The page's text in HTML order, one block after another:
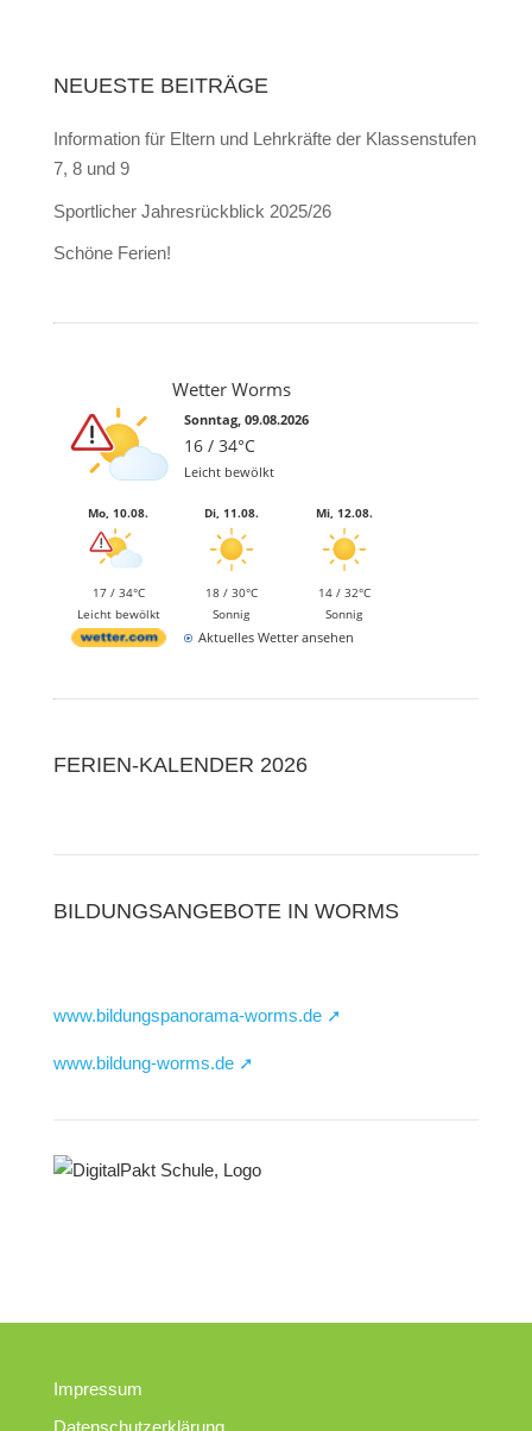
NEUESTE BEITRÄGE
Information für Eltern und Lehrkräfte der Klassenstufen
7, 8 und 9
Sportlicher Jahresrückblick 2025/26
Schöne Ferien!
Wetter Worms
Sonntag, 09.08.2026
16 / 34°C
Leicht bewölkt
Mo, 10.08.
17 / 34°C
Leicht bewölkt
Di, 11.08.
18 / 30°C
Sonnig
Mi, 12.08.
14 / 32°C
Sonnig
Aktuelles Wetter ansehen
FERIEN-KALENDER 2026
BILDUNGSANGEBOTE IN WORMS
www.bildungspanorama-worms.de ➚
www.bildung-worms.de ➚
Impressum